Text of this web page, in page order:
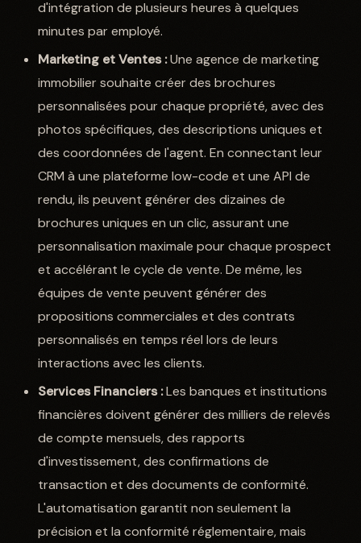
d'intégration de plusieurs heures à quelques
minutes par employé.
Marketing et Ventes :Une agence de marketing
immobilier souhaite créer des brochures
personnalisées pour chaque propriété, avec des
photos spécifiques, des descriptions uniques et
des coordonnées de l'agent. En connectant leur
CRM à une plateforme low-code et une API de
rendu, ils peuvent générer des dizaines de
brochures uniques en un clic, assurant une
personnalisation maximale pour chaque prospect
et accélérant le cycle de vente. De même, les
équipes de vente peuvent générer des
propositions commerciales et des contrats
personnalisés en temps réel lors de leurs
interactions avec les clients.
Services Financiers :Les banques et institutions
financières doivent générer des milliers de relevés
de compte mensuels, des rapports
d'investissement, des confirmations de
transaction et des documents de conformité.
L'automatisation garantit non seulement la
précision et la conformité réglementaire, mais